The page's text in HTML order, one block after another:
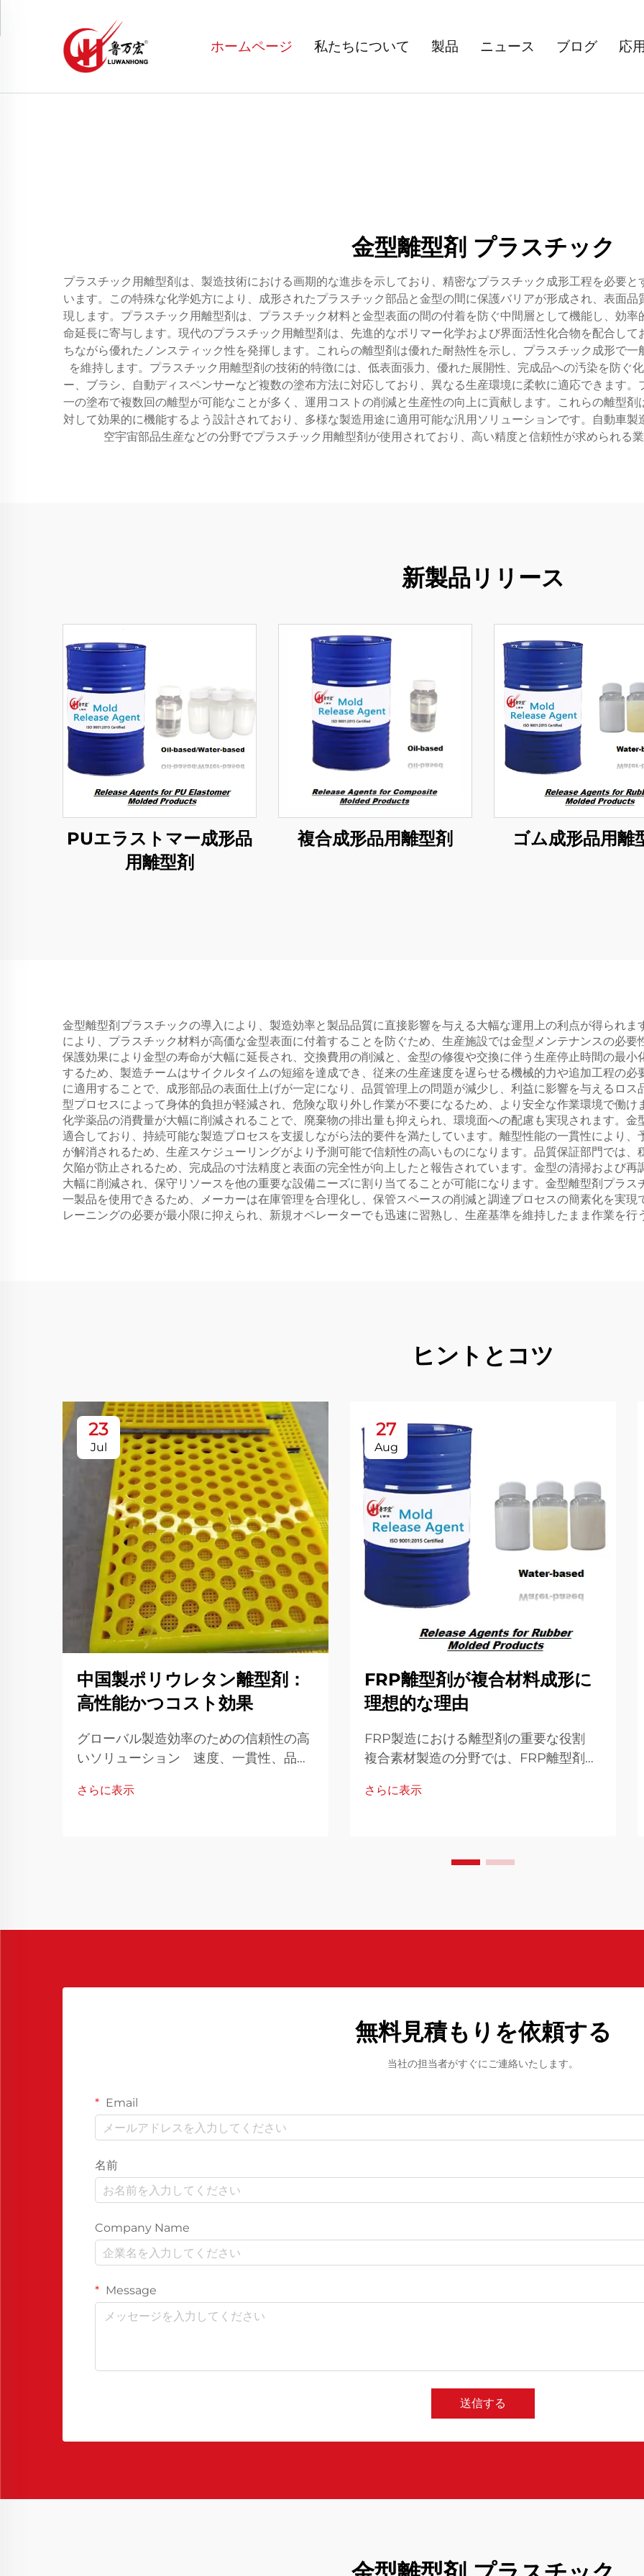
ホームページ 私たちについて 製品 ニュース ブログ 応用
金型離型剤 プラスチック
プラスチック用離型剤は、製造技術における画期的な進歩を示しており、精密なプラスチック成形工程を必要
います。この特殊な化学処方により、成形されたプラスチック部品と金型の間に保護バリアが形成され、表面
現します。プラスチック用離型剤は、プラスチック材料と金型表面の間の付着を防ぐ中間層として機能し、効
命延長に寄与します。現代のプラスチック用離型剤は、先進的なポリマー化学および界面活性化合物を配合し
ちながら優れたノンスティック性を発揮します。これらの離型剤は優れた耐熱性を示し、プラスチック成形で
を維持します。プラスチック用離型剤の技術的特徴には、低表面張力、優れた展開性、完成品への汚染を防ぐ
ー、ブラシ、自動ディスペンサーなど複数の塗布方法に対応しており、異なる生産環境に柔軟に適応できます
一の塗布で複数回の離型が可能なことが多く、運用コストの削減と生産性の向上に貢献します。これらの離型
対して効果的に機能するよう設計されており、多様な製造用途に適用可能な汎用ソリューションです。自動車
空宇宙部品生産などの分野でプラスチック用離型剤が使用されており、高い精度と信頼性が求められる
新製品リリース
PUエラストマー成形品
用離型剤
複合成形品用離型剤 ゴム成形品用離
金型離型剤プラスチックの導入により、製造効率と製品品質に直接影響を与える大幅な運用上の利点が得られ
により、プラスチック材料が高価な金型表面に付着することを防ぐため、生産施設では金型メンテナンスの必
保護効果により金型の寿命が大幅に延長され、交換費用の削減と、金型の修復や交換に伴う生産停止時間の最
するため、製造チームはサイクルタイムの短縮を達成でき、従来の生産速度を遅らせる機械的力や追加工程の
に適用することで、成形部品の表面仕上げが一定になり、品質管理上の問題が減少し、利益に影響を与えるロ
型プロセスによって身体的負担が軽減され、危険な取り外し作業が不要になるため、より安全な作業環境で働
化学薬品の消費量が大幅に削減されることで、廃棄物の排出量も抑えられ、環境面への配慮も実現されます。
適合しており、持続可能な製造プロセスを支援しながら法的要件を満たしています。離型性能の一貫性により
が解消されるため、生産スケジューリングがより予測可能で信頼性の高いものになります。品質保証部門では
欠陥が防止されるため、完成品の寸法精度と表面の完全性が向上したと報告されています。金型の清掃および
大幅に削減され、保守リソースを他の重要な設備ニーズに割り当てることが可能になります。金型離型剤プラ
一製品を使用できるため、メーカーは在庫管理を合理化し、保管スペースの削減と調達プロセスの簡素化を実
レーニングの必要が最小限に抑えられ、新規オペレーターでも迅速に習熟し、生産基準を維持したまま作業を行
ヒントとコツ
23
Jul
中国製ポリウレタン離型剤：
高性能かつコスト効果
グローバル製造効率のための信頼性の高
いソリューション 速度、一貫性、品質
て、材料および加工助剤の選定は最終的
さらに表示
27
Aug
FRP離型剤が複合材料成形に
理想的な理由
FRP製造における離型剤の重要な役割
複合素材製造の分野では、FRP離型剤が
担っています。これらの特殊な化学配合
さらに表示
無料見積もりを依頼する
当社の担当者がすぐにご連絡いたします。
Email
名前
Company Name
Message
送信する